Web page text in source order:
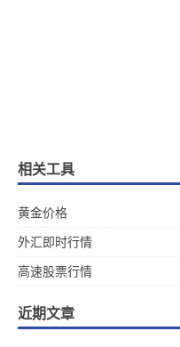
相关工具
黄金价格
外汇即时行情
高速股票行情
近期文章